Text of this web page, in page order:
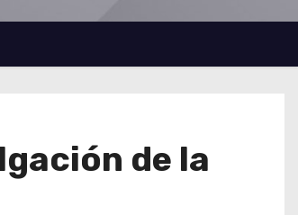
de la